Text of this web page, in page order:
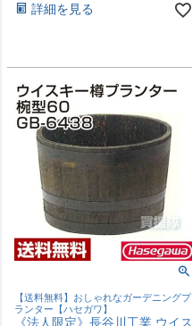
詳細を見る
【送料無料】おしゃれなガーデニングプ
ランター【ハセガワ】
《法人限定》長谷川工業 ウイス